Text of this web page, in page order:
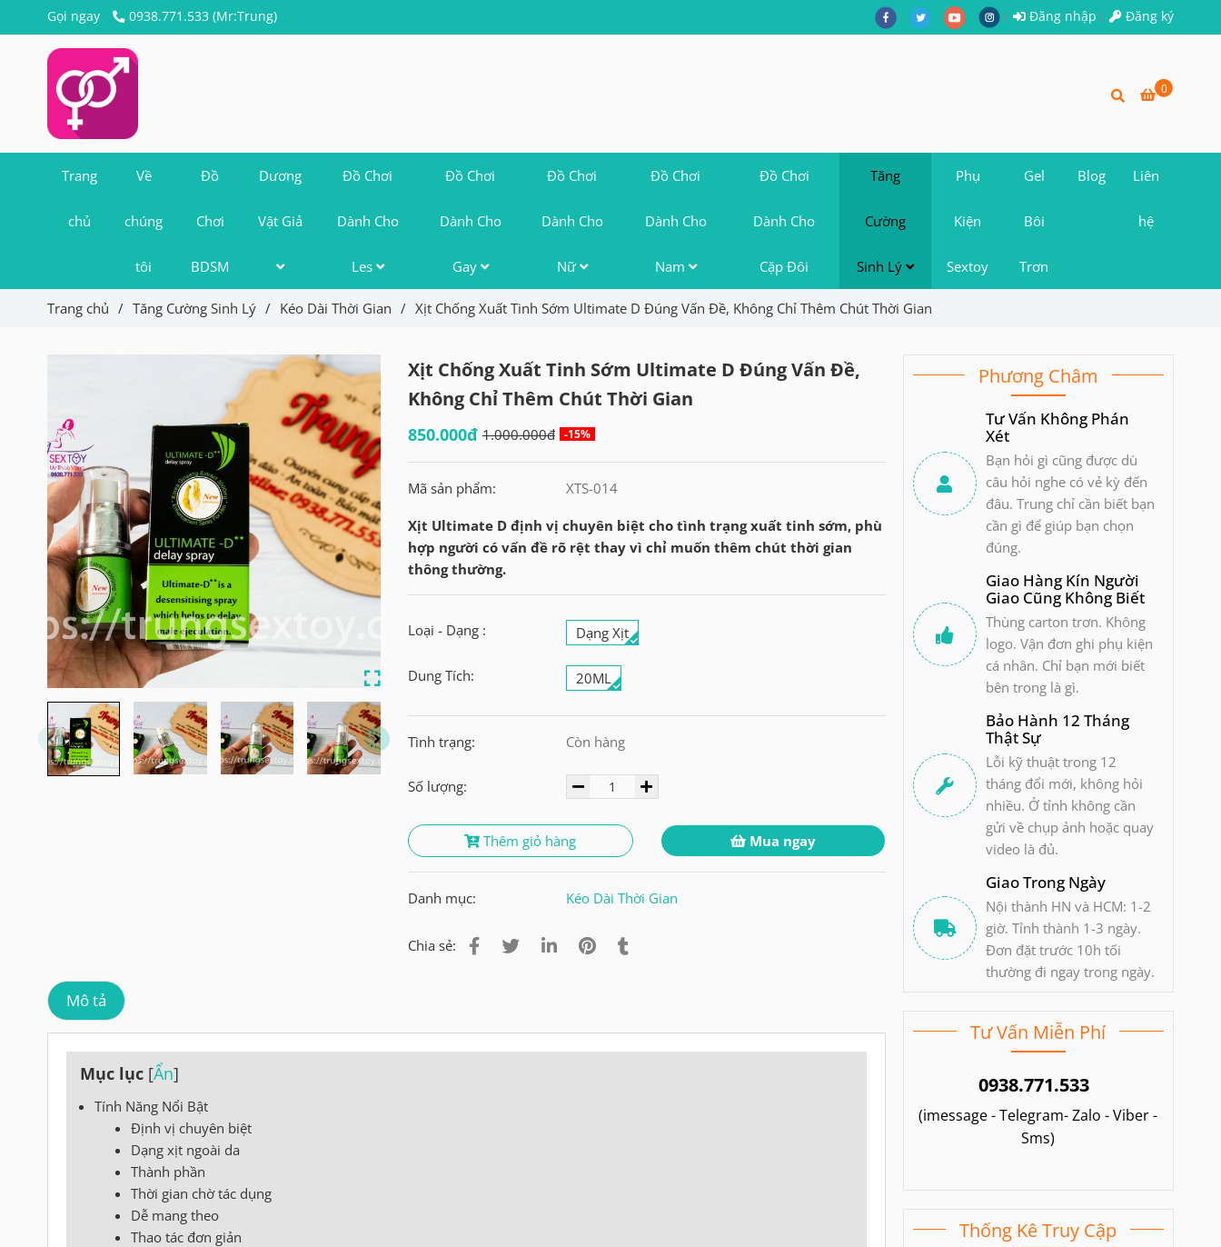
Gọi ngay 0938.771.533 (Mr:Trung) Đăng nhập Đăng ký
0
Trang
chủ
Về
chúng
tôi
Đồ
Chơi
BDSM
Dương
Vật Giả
Đồ Chơi
Dành Cho
Les
Đồ Chơi
Dành Cho
Gay
Đồ Chơi
Dành Cho
Nữ
Đồ Chơi
Dành Cho
Nam
Đồ Chơi
Dành Cho
Cặp Đôi
Tăng
Cường
Sinh Lý
Phụ
Kiện
Sextoy
Gel
Bôi
Trơn
Blog Liên
hệ
Trang chủ / Tăng Cường Sinh Lý / Kéo Dài Thời Gian / Xịt Chống Xuất Tinh Sớm Ultimate D Đúng Vấn Đề, Không Chỉ Thêm Chút Thời Gian
Xịt Chống Xuất Tinh Sớm Ultimate D Đúng Vấn Đề,
Không Chỉ Thêm Chút Thời Gian
850.000đ 1.000.000đ -15%
Mã sản phẩm: XTS-014
Xịt Ultimate D định vị chuyên biệt cho tình trạng xuất tinh sớm, phù
hợp người có vấn đề rõ rệt thay vì chỉ muốn thêm chút thời gian
thông thường.
Loại - Dạng : Dạng Xịt
Dung Tích: 20ML
Tình trạng: Còn hàng
Số lượng:
Thêm giỏ hàng Mua ngay
Danh mục: Kéo Dài Thời Gian
Chia sẻ:
Mô tả
Mục lục [Ẩn]
Tính Năng Nổi Bật
Định vị chuyên biệt
Dạng xịt ngoài da
Thành phần
Thời gian chờ tác dụng
Dễ mang theo
Thao tác đơn giản
Phương Châm
Tư Vấn Không Phán
Xét
Bạn hỏi gì cũng được dù
câu hỏi nghe có vẻ kỳ đến
đâu. Trung chỉ cần biết bạn
cần gì để giúp bạn chọn
đúng.
Giao Hàng Kín Người
Giao Cũng Không Biết
Thùng carton trơn. Không
logo. Vận đơn ghi phụ kiện
cá nhân. Chỉ bạn mới biết
bên trong là gì.
Bảo Hành 12 Tháng
Thật Sự
Lỗi kỹ thuật trong 12
tháng đổi mới, không hỏi
nhiều. Ở tỉnh không cần
gửi về chụp ảnh hoặc quay
video là đủ.
Giao Trong Ngày
Nội thành HN và HCM: 1-2
giờ. Tỉnh thành 1-3 ngày.
Đơn đặt trước 10h tối
thường đi ngay trong ngày.
Tư Vấn Miễn Phí
0938.771.533
(imessage - Telegram- Zalo - Viber -
Sms)
Thống Kê Truy Cập